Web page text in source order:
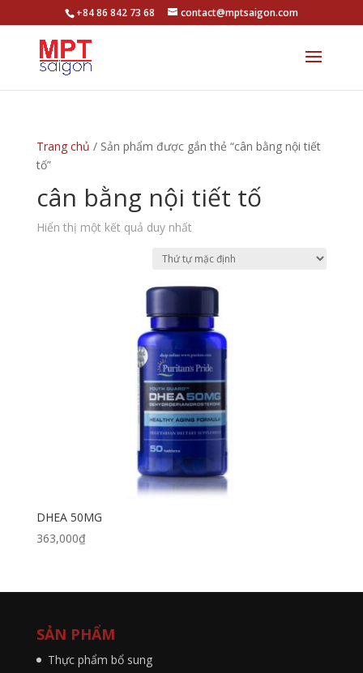
+84 86 842 73 68 contact@mptsaigon.com
Trang chủ / Sản phẩm được gắn thẻ “cân bằng nội tiết
tố”
cân bằng nội tiết tố
Hiển thị một kết quả duy nhất
DHEA 50MG
363,000₫
SẢN PHẨM
Thực phẩm bổ sung